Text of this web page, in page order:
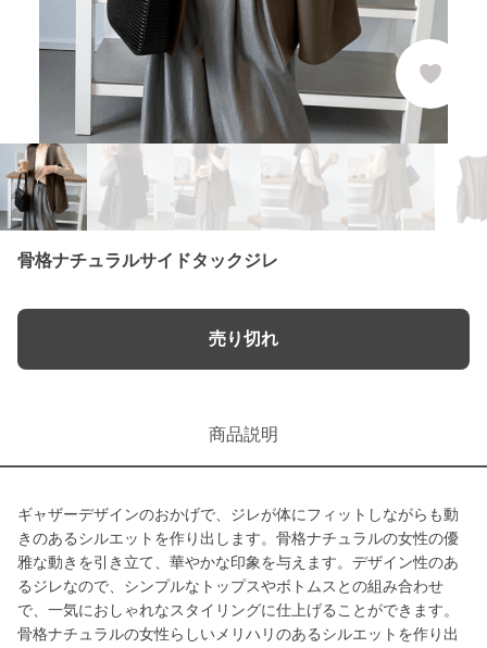
骨格ナチュラルサイドタックジレ
売り切れ
商品説明
ギャザーデザインのおかげで、ジレが体にフィットしながらも動
きのあるシルエットを作り出します。骨格ナチュラルの女性の優
雅な動きを引き立て、華やかな印象を与えます。デザイン性のあ
るジレなので、シンプルなトップスやボトムスとの組み合わせ
で、一気におしゃれなスタイリングに仕上げることができます。
骨格ナチュラルの女性らしいメリハリのあるシルエットを作り出